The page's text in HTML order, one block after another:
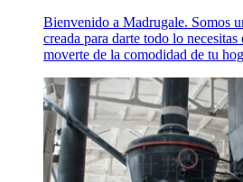
Bienvenido a Madrugale. Somos
creada para darte todo lo
moverte de la comodidad de tu